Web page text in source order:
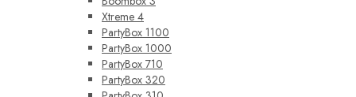
Xtreme 4
PartyBox 1100
PartyBox 1000
PartyBox 710
PartyBox 320